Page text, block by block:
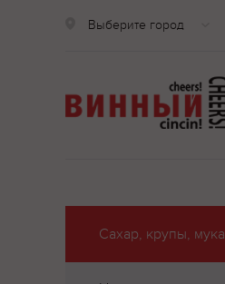
Выберите город
Сахар, крупы, мука